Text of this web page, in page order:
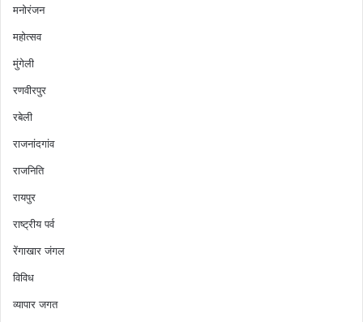
मनोरंजन
महोत्सव
मुंगेली
रणवीरपुर
रबेली
राजनांदगांव
राजनिति
रायपुर
राष्ट्रीय पर्व
रेंगाखार जंगल
विविध
व्यापार जगत